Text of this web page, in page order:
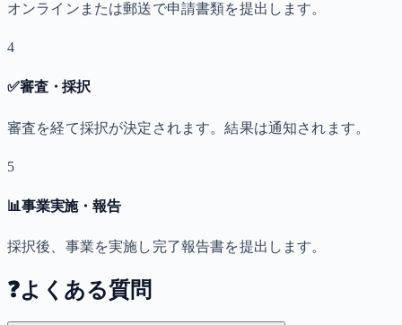
オンラインまたは郵送で申請書類を提出します。
4
✅審査・採択
審査を経て採択が決定されます。結果は通知されます。
5
📊事業実施・報告
採択後、事業を実施し完了報告書を提出します。
❓よくある質問